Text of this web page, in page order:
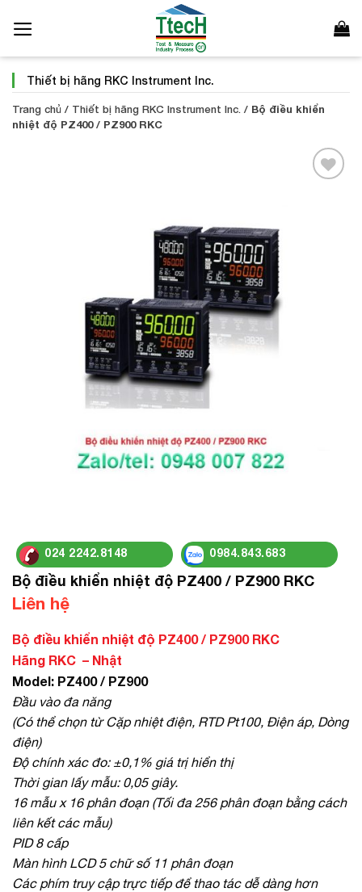
qua
dung
Thiết bị hãng RKC Instrument Inc.
Trang chủ / Thiết bị hãng RKC Instrument Inc. / Bộ điều khiển
nhiệt độ PZ400 / PZ900 RKC
024 2242.8148 0984.843.683
Bộ điều khiển nhiệt độ PZ400 / PZ900 RKC
Liên hệ
Bộ điều khiển nhiệt độ PZ400 / PZ900 RKC
Hãng RKC – Nhật
Model: PZ400 / PZ900
Đầu vào đa năng
(Có thể chọn từ Cặp nhiệt điện, RTD Pt100, Điện áp, Dòng
điện)
Độ chính xác đo: ±0,1% giá trị hiển thị
Thời gian lấy mẫu: 0,05 giây.
16 mẫu x 16 phân đoạn (Tối đa 256 phân đoạn bằng cách
liên kết các mẫu)
PID 8 cấp
Màn hình LCD 5 chữ số 11 phân đoạn
Các phím truy cập trực tiếp để thao tác dễ dàng hơn